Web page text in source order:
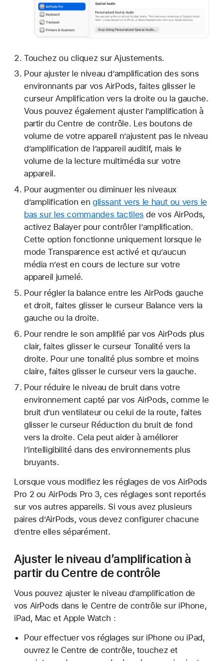
Touchez ou cliquez sur Ajustements.
Pour ajuster le niveau d’amplification des sons
environnants par vos AirPods, faites glisser le
curseur Amplification vers la droite ou la gauche.
Vous pouvez également ajuster l’amplification à
partir du Centre de contrôle. Les boutons de
volume de votre appareil n’ajustent pas le niveau
d’amplification de l’appareil auditif, mais le
volume de la lecture multimédia sur votre
appareil.
Pour augmenter ou diminuer les niveaux
d’amplification en glissant vers le haut ou vers le
bas sur les commandes tactiles de vos AirPods,
activez Balayer pour contrôler l’amplification.
Cette option fonctionne uniquement lorsque le
mode Transparence est activé et qu’aucun
média n’est en cours de lecture sur votre
appareil jumelé.
Pour régler la balance entre les AirPods gauche
et droit, faites glisser le curseur Balance vers la
gauche ou la droite.
Pour rendre le son amplifié par vos AirPods plus
clair, faites glisser le curseur Tonalité vers la
droite. Pour une tonalité plus sombre et moins
claire, faites glisser le curseur vers la gauche.
Pour réduire le niveau de bruit dans votre
environnement capté par vos AirPods, comme le
bruit d’un ventilateur ou celui de la route, faites
glisser le curseur Réduction du bruit de fond
vers la droite. Cela peut aider à améliorer
l’intelligibilité dans des environnements plus
bruyants.
Lorsque vous modifiez les réglages de vos AirPods
Pro 2 ou AirPods Pro 3, ces réglages sont reportés
sur vos autres appareils. Si vous avez plusieurs
paires d’AirPods, vous devez configurer chacune
d’entre elles séparément.
Ajuster le niveau d’amplification à
partir du Centre de contrôle
Vous pouvez ajuster le niveau d’amplification de
vos AirPods dans le Centre de contrôle sur iPhone,
iPad, Mac et Apple Watch :
Pour effectuer vos réglages sur iPhone ou iPad,
ouvrez le Centre de contrôle, touchez et